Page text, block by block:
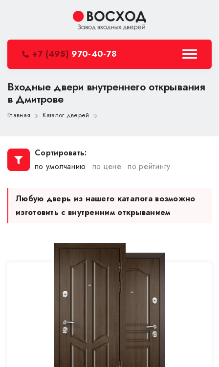
+7 (495) 970-40-78
Входные двери внутреннего открывания
в Дмитрове
Главная Каталог дверей
Сортировать:
по умолчанию
по цене по рейтингу
Любую дверь из нашего каталога возможно
изготовить с внутренним открыванием